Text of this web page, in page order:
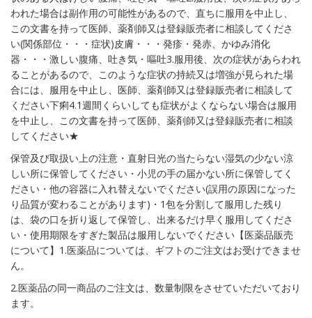
われた場合は副作用の可能性があるので、直ちに服用を中止し、
この文書を持って医師、薬剤師又は登録販売者に相談してくださ
い(関係部位・・・症状)皮膚・・・発疹・発赤、かゆみ消化
器・・・激しい腹痛、吐き気・嘔吐3.服用後、次の症状があらわれ
ることがあるので、このような症状の持続又は増強が見られた場
合には、服用を中止し、医師、薬剤師又は登録販売者に相談して
ください下痢4.1週間くらいしても症状がよくならない場合は服用
を中止し、この文書を持って医師、薬剤師又は登録販売者に相談
してください★
保管及び取扱い上の注意・直射日光の当たらない湿気の少ない涼
しい所に保管してください・小児の手の届かない所に保管してく
ださい・他の容器に入れ替えないでください(誤用の原因になった
り品質が変わることがあります)・1包を分割して服用した残り
は、袋の口を折り返して保管し、出来るだけ早く服用してくださ
い・使用期限をすぎた製品は服用しないでください【医薬品販売
について】1.医薬品については、ギフトのご注文はお受けできませ
ん。
2.医薬品の同一商品のご注文は、数量制限をさせていただいており
ます。